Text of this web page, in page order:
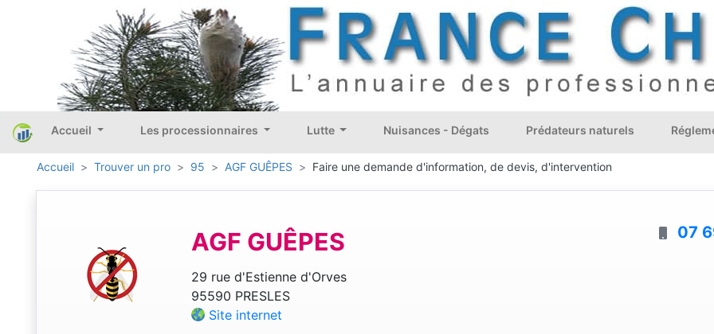
Accueil Les processionnaires Lutte Nuisances - Dégats Prédateurs naturels
Accueil Trouver un pro 95 AGF GUÊPES Faire une demande d'information, de devis, d'intervention
AGF GUÊPES
29 rue d'Estienne d'Orves
95590 PRESLES
Site internet
07